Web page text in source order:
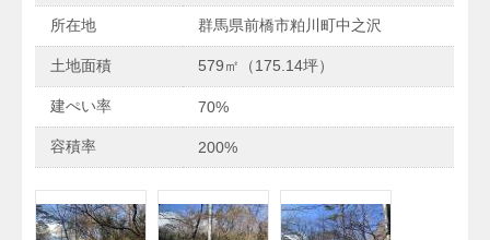
所在地 群馬県前橋市粕川町中之沢
土地面積 579㎡（175.14坪）
建ぺい率 70%
容積率 200%